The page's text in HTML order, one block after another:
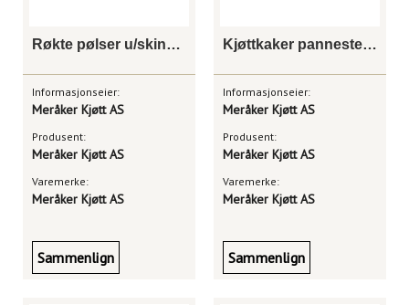
Røkte pølser u/skinn i bit 2,5 kg
Informasjonseier:
Meråker Kjøtt AS
Produsent:
Meråker Kjøtt AS
Varemerke:
Meråker Kjøtt AS
Sammenlign
Kjøttkaker pannestekte 2,5 kg
Informasjonseier:
Meråker Kjøtt AS
Produsent:
Meråker Kjøtt AS
Varemerke:
Meråker Kjøtt AS
Sammenlign